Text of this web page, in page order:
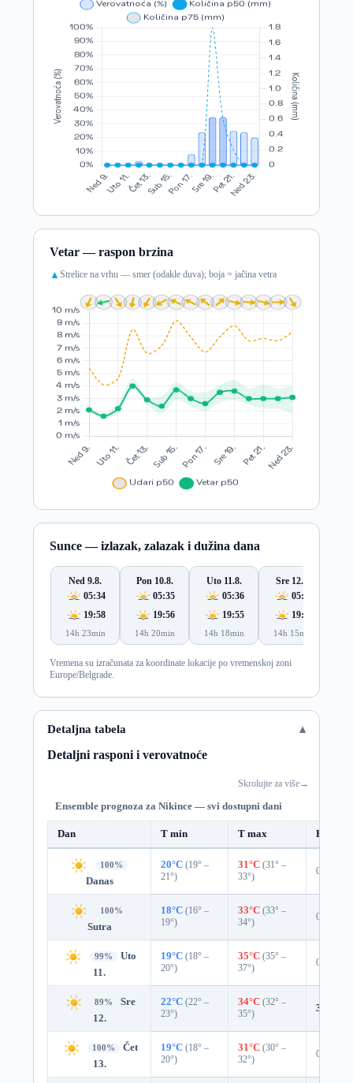
Vetar — raspon brzina
▲ Strelice na vrhu — smer (odakle duva); boja = jačina vetra
Sunce — izlazak, zalazak i dužina dana
Ned 9.8.
05:34
19:58
14h 23min
Pon 10.8.
05:35
19:56
14h 20min
Uto 11.8.
05:36
19:55
14h 18min
Sre 12.8.
05:38
19:53
14h 15min
Vremena su izračunata za koordinate lokacije po vremenskoj zoni
Europe/Belgrade.
Detaljna tabela
Detaljni rasponi i verovatnoće
Skrolujte za više→
Ensemble prognoza za Nikince — svi dostupni dani
Dan T min T max
100%
Danas
20°C (19° –
21°)
31°C (31° –
33°)
0%
100%
Sutra
18°C (16° –
19°)
33°C (33° –
34°)
0%
99%
Uto
11.
19°C (18° –
20°)
35°C (35° –
37°)
0%
89%
Sre
12.
22°C (22° –
23°)
34°C (32° –
35°)
3%
100%
Čet
13.
19°C (18° –
20°)
31°C (30° –
32°)
0%